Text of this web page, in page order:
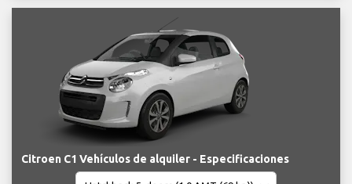
Citroen C1 Vehículos de alquiler - Especificaciones